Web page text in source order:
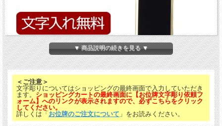
▼ 商品説明の続きを見る ▼
＜ご注意＞
文字彫りについてはショッピングの最終画面で入力していただき
ます。 ショッピングカートの最終画面に【お位牌文字彫り依頼フ
ォーム】へのリンクが表示されますので、必ずこちらをクリック
してください。
詳しくは「お位牌のご注文について 」をお読みください。